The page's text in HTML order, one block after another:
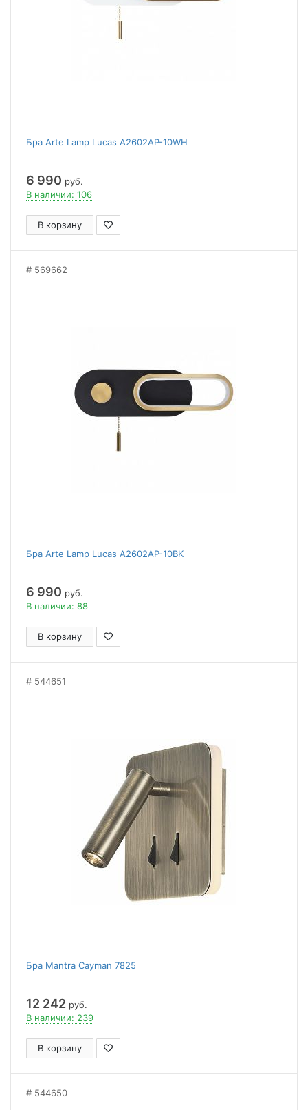
Бра Arte Lamp Lucas A2602AP-10WH
6 990 руб.
В наличии: 106
В корзину
569662
Бра Arte Lamp Lucas A2602AP-10BK
6 990 руб.
В наличии: 88
В корзину
544651
Бра Mantra Cayman 7825
12 242 руб.
В наличии: 239
В корзину
544650